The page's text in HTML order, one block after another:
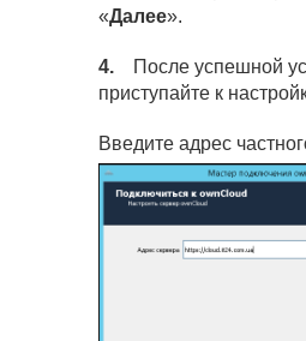
«Далее».
4.
После успешной
приступайте к
Введите адрес